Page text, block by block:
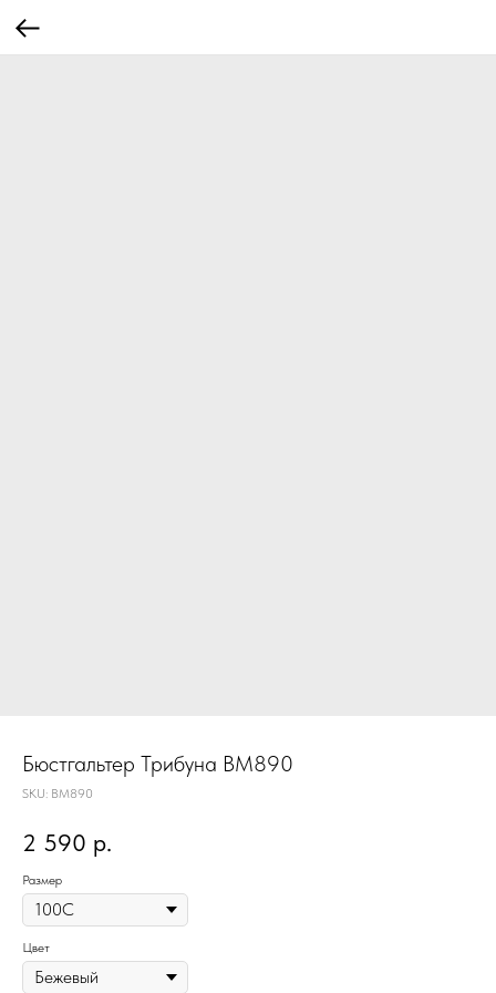
Бюстгальтер Трибуна BM890
SKU: BM890
2 590 р.
Размер
Цвет